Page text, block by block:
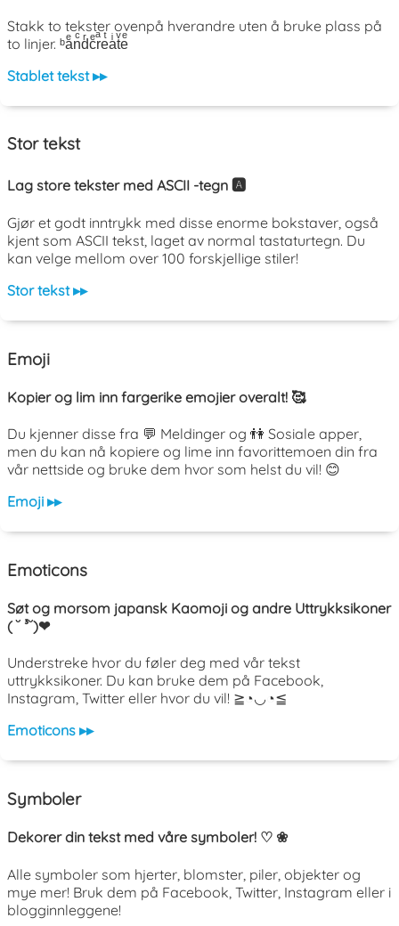
Stakk to tekster ovenpå hverandre uten å bruke plass på
to linjer. ᵇaͤnͨdͬcͤrͣeͭaͥtͮeͤ
Stablet tekst ▸▸
Stor tekst
Lag store tekster med ASCII -tegn 🅰️
Gjør et godt inntrykk med disse enorme bokstaver, også
kjent som ASCII tekst, laget av normal tastaturtegn. Du
kan velge mellom over 100 forskjellige stiler!
Stor tekst ▸▸
Emoji
Kopier og lim inn fargerike emojier overalt! 🥰
Du kjenner disse fra 💬 Meldinger og 👫 Sosiale apper,
men du kan nå kopiere og lime inn favorittemoen din fra
vår nettside og bruke dem hvor som helst du vil! 😊
Emoji ▸▸
Emoticons
Søt og morsom japansk Kaomoji og andre Uttrykksikoner
( ˘ ³˘)❤
Understreke hvor du føler deg med vår tekst
uttrykksikoner. Du kan bruke dem på Facebook,
Instagram, Twitter eller hvor du vil! ≧◔◡◔≦
Emoticons ▸▸
Symboler
Dekorer din tekst med våre symboler! ♡ ❀
Alle symboler som hjerter, blomster, piler, objekter og
mye mer! Bruk dem på Facebook, Twitter, Instagram eller i
blogginnleggene!